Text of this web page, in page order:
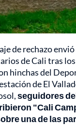
de rechazo
de Cali tras
hinchas del
de El
seguidores
"Cali
una de las